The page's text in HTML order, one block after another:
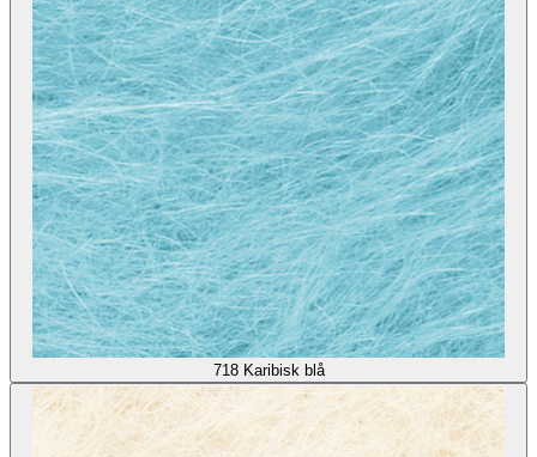
718 Karibisk blå